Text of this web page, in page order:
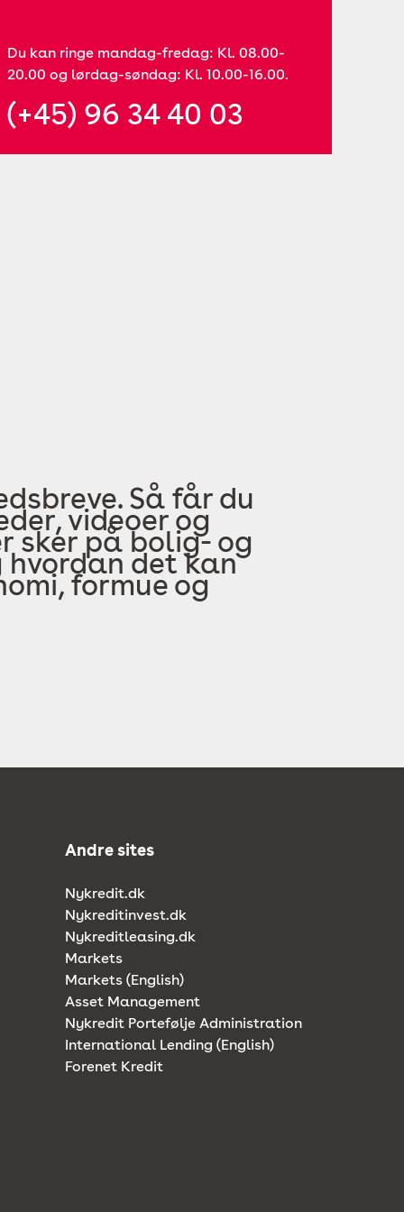
Du kan ringe mandag-fredag: Kl. 08.00-
20.00 og lørdag-søndag: Kl. 10.00-16.00.
(+45) 96 34 40 03
Så får du
videoer og
sker på bolig- og
hvordan det kan
formue og
Andre sites
Nykredit.dk
Nykreditinvest.dk
Nykreditleasing.dk
Markets
Markets (English)
Asset Management
Nykredit Portefølje Administration
International Lending (English)
Forenet Kredit